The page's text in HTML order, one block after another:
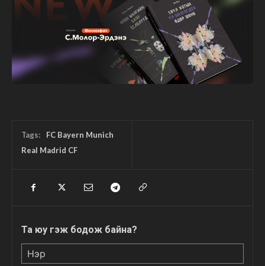
Tags:
FC Bayern Munich
Real Madrid CF
Та юу гэж бодож байна?